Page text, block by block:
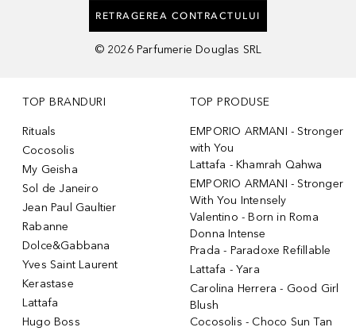
RETRAGEREA CONTRACTULUI
© 2026 Parfumerie Douglas SRL
TOP BRANDURI
Rituals
Cocosolis
My Geisha
Sol de Janeiro
Jean Paul Gaultier
Rabanne
Dolce&Gabbana
Yves Saint Laurent
Kerastase
Lattafa
Hugo Boss
TOP PRODUSE
EMPORIO ARMANI - Stronger
with You
Lattafa - Khamrah Qahwa
EMPORIO ARMANI - Stronger
With You Intensely
Valentino - Born in Roma
Donna Intense
Prada - Paradoxe Refillable
Lattafa - Yara
Carolina Herrera - Good Girl
Blush
Cocosolis - Choco Sun Tan